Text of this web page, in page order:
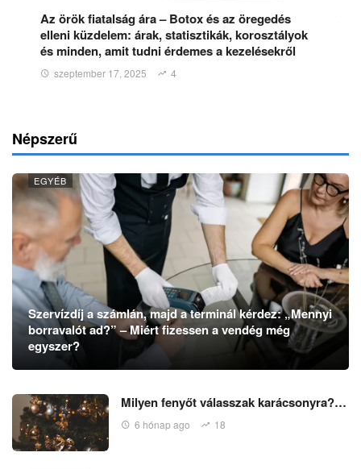
Az örök fiatalság ára – Botox és az öregedés
elleni küzdelem: árak, statisztikák, korosztályok
és minden, amit tudni érdemes a kezelésekről
szeptember 17, 2025 4
Népszerű
EGYÉB
Szervízdíj a számlán, majd a terminál kérdez: „Mennyi
borravalót ad?” – Miért fizessen a vendég még
egyszer?
Milyen fenyőt válasszak karácsonyra?…
6 hónap ago 18